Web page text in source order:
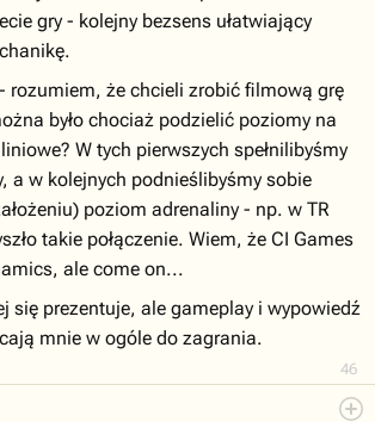
46
gry - kolejny bezsens ułatwiający
rozumiem, że chcieli zrobić filmową grę
było chociaż podzielić poziomy na
W tych pierwszych spełnilibyśmy
a w kolejnych podnieślibyśmy sobie
poziom adrenaliny - np. w TR
takie połączenie. Wiem, że CI Games
ale come on...
się prezentuje, ale gameplay i wypowiedź
mnie w ogóle do zagrania.